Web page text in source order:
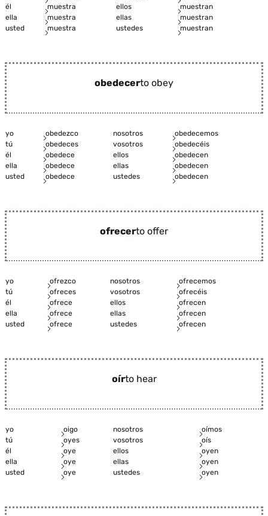
él
muestra ellos
muestran
ella
muestra ellas
muestran
usted
muestra ustedes muestran
obedecerto obey
yo obedezco nosotros
obedecemos
tú
obedeces vosotros
obedecéis
él
obedece ellos
obedecen
ella
obedece ellas
obedecen
usted
obedece ustedes obedecen
ofrecerto offer
yo ofrezco nosotros
ofrecemos
tú
ofreces vosotros
ofrecéis
él
ofrece ellos
ofrecen
ella
ofrece ellas
ofrecen
usted
ofrece ustedes ofrecen
oírto hear
yo oigo nosotros
oímos
tú
oyes vosotros
oís
él
oye ellos
oyen
ella
oye ellas
oyen
usted
oye ustedes oyen